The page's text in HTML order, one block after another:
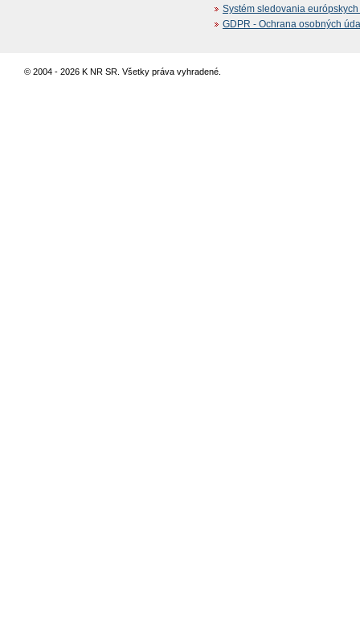
Systém sledovania
GDPR - Ochrana osobných
© 2004 - 2026 K NR SR. Všetky práva vyhradené.